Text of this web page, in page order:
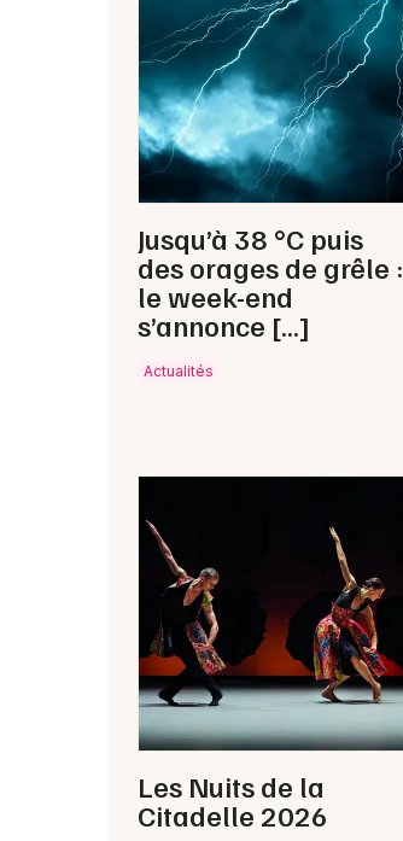
Jusqu’à 38 °C puis
des orages de grêle :
le week-end
s’annonce […]
Actualités
Les Nuits de la
Citadelle 2026